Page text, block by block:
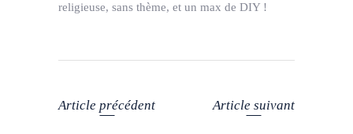
religieuse, sans thème, et un max de DIY !
Article précédent Article suivant